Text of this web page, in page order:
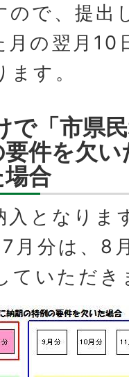
ので、提出
月の翌月10
す。
「市県
件を欠
合
入となりま
月分は、8
ていただき